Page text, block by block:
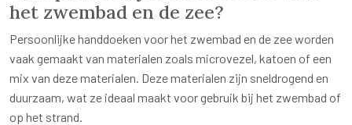
het zwembad en de zee?
Persoonlijke handdoeken voor het zwembad en de zee worden
vaak gemaakt van materialen zoals microvezel, katoen of een
mix van deze materialen. Deze materialen zijn sneldrogend en
duurzaam, wat ze ideaal maakt voor gebruik bij het zwembad of
op het strand.